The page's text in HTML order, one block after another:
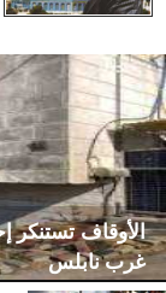
الأوقاف
غرب نابلس